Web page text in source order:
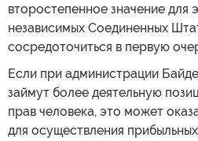
второстепенное значение для
независимых Соединенных
сосредоточиться в первую
Если при администрации
займут более деятельную
прав человека, это может
для осуществления